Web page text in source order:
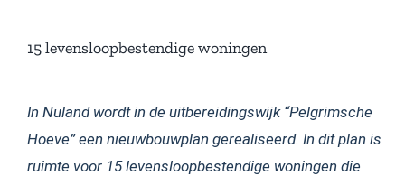
15 levensloopbestendige woningen
In Nuland wordt in de uitbereidingswijk “Pelgrimsche
Hoeve” een nieuwbouwplan gerealiseerd. In dit plan is
ruimte voor 15 levensloopbestendige woningen die